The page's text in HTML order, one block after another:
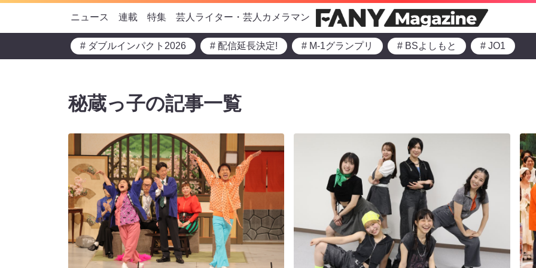
ニュース 連載 特集 芸人ライター・芸人カメラマン
# ダブルインパクト2026 # 配信延長決定! # M-1グランプリ # BSよしもと # JO1
秘蔵っ子の記事一覧